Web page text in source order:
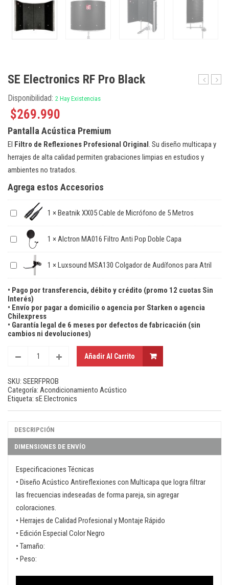
para
SE Electronics RF Pro Black
Disponibilidad: 2 Hay Existencias
$269.990
Pantalla Acústica Premium
El Filtro de Reflexiones Profesional Original. Su diseño multicapa y
herrajes de alta calidad permiten grabaciones limpias en estudios y
ambientes no tratados.
Agrega estos Accesorios
1 × Beatnik XX05 Cable de Micrófono de 5 Metros
1 × Alctron MA016 Filtro Anti Pop Doble Capa
1 × Luxsound MSA130 Colgador de Audífonos para Atril
• Pago por transferencia, débito y crédito (promo 12 cuotas Sin
Interés)
• Envío por pagar a domicilio o agencia por Starken o agencia
Chilexpress
• Garantía legal de 6 meses por defectos de fabricación (sin
cambios ni devoluciones)
Añadir Al Carrito
SKU: SEERFPROB
Categoría: Acondicionamiento Acústico
Etiqueta: sE Electronics
DESCRIPCIÓN
DIMENSIONES DE ENVÍO
Especificaciones Técnicas
• Diseño Acústico Antireflexiones con Multicapa que logra filtrar
las frecuencias indeseadas de forma pareja, sin agregar
coloraciones.
• Herrajes de Calidad Profesional y Montaje Rápido
• Edición Especial Color Negro
• Tamaño:
• Peso: